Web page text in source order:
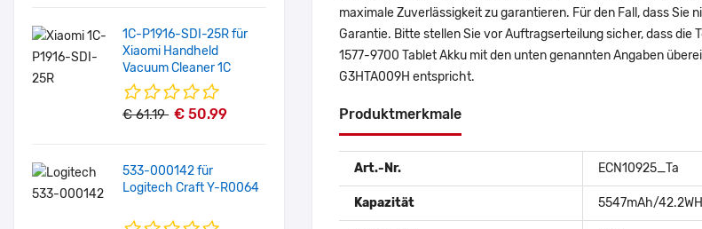
1C-P1916-SDI-25R für
Xiaomi Handheld
Vacuum Cleaner 1C
€ 61.19 € 50.99
533-000142 für
Logitech Craft Y-R0064
maximale Zuverlässigkeit zu garantieren. Für den Fall, dass
Garantie. Bitte stellen Sie vor Auftragserteilung sicher, dass die
1577-9700 Tablet Akku mit den unten genannten Angaben
G3HTA009H entspricht.
Produktmerkmale
Art.-Nr. ECN10925_Ta
Kapazität 5547mAh/42.2WH